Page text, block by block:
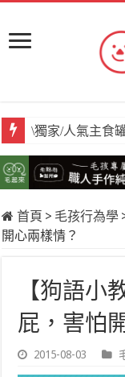
\獨家/人氣主食
首頁 > 毛孩行為學
開心兩樣情？
【狗語小
屁，害怕
2015-08-03